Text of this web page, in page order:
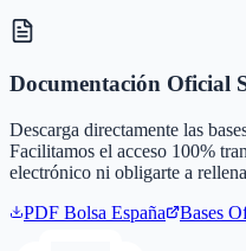
Documentación Oficial
Descarga directamente las
Facilitamos el acceso 100%
electrónico ni obligarte a
PDF Bolsa España Bases